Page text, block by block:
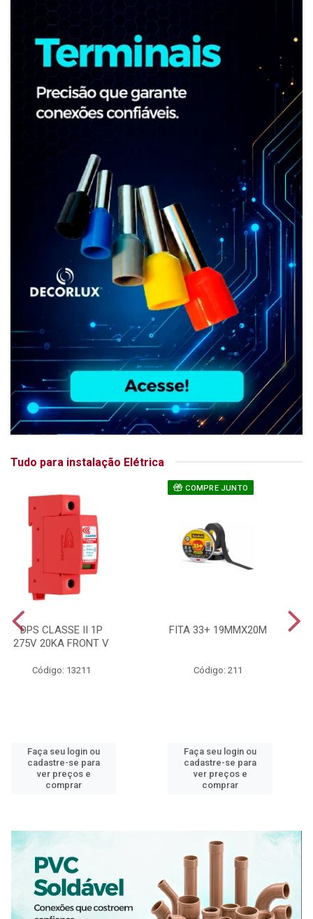
Tudo para instalação Elétrica
DPS CLASSE II 1P
275V 20KA FRONT V
Código: 13211
Faça seu login ou
cadastre-se para
ver preços e
comprar
COMPRE JUNTO
FITA 33+ 19MMX20M
Código: 211
Faça seu login ou
cadastre-se para
ver preços e
comprar